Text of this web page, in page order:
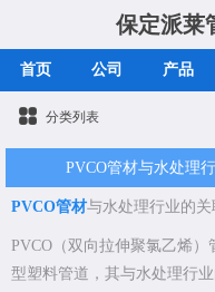
保定派莱
首页 公司 产品
分类列表
PVCO管材与水处理
PVCO管材与水处理行业的关
PVCO（双向拉伸聚氯乙烯
型塑料管道，其与水处理行